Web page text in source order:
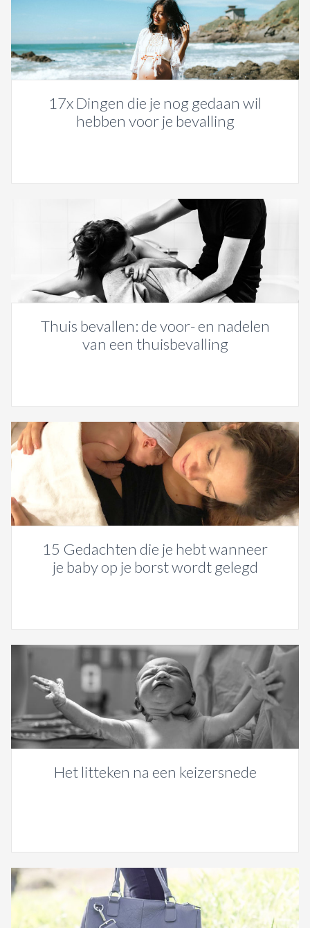
17x Dingen die je nog gedaan wil
hebben voor je bevalling
Thuis bevallen: de voor- en nadelen
van een thuisbevalling
15 Gedachten die je hebt wanneer
je baby op je borst wordt gelegd
Het litteken na een keizersnede